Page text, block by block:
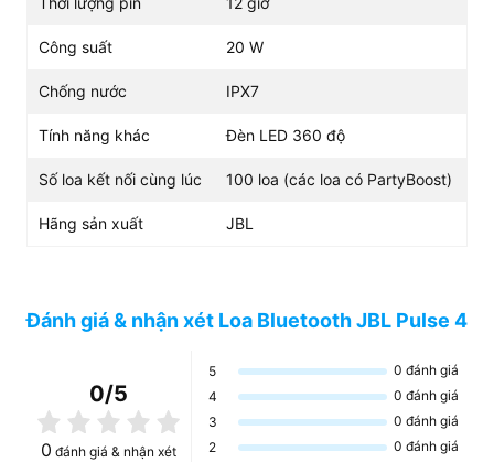
Công suất 20 W
Chống nước IPX7
Tính năng khác Đèn LED 360 độ
Số loa kết nối cùng lúc 100 loa (các loa có PartyBoost)
Hãng sản xuất JBL
Đánh giá & nhận xét Loa Bluetooth JBL Pulse 4
0/5
0 đánh giá & nhận xét
5 0 đánh giá
4
0 đánh giá
3
0 đánh giá
2
0 đánh giá